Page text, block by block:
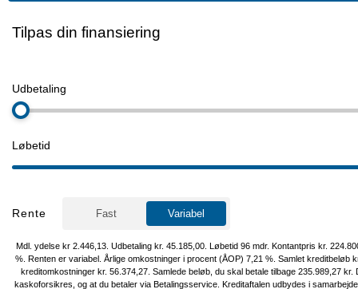
Bagagerumsdækken, Højdejusterbart førersæde, Justerbart rat,
ryger!, Service OK!
Vi har et af Danmarks største udvalg af brugte elbiler til nogle af
bil og tilbehør, til valg af lade løsning, forsikring og finansiering,
markeds bedste vilkår.
⭐️ Mulighed for levering i hele DK ⭐️